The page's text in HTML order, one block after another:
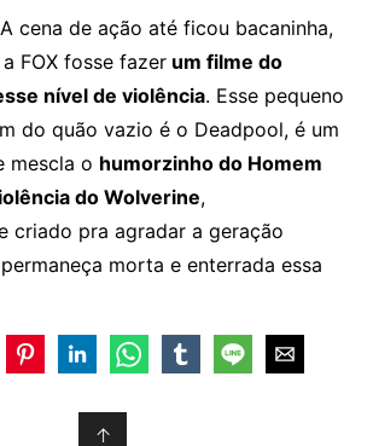
cena de ação até ficou bacaninha,
FOX fosse fazer um filme do
nível de violência. Esse pequeno
do quão vazio é o Deadpool, é um
mescla o humorzinho do Homem
do Wolverine,
criado pra agradar a geração
morta e enterrada essa
↑